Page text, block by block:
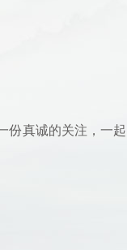
份真诚的关注，一起